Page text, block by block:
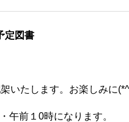
定図書
します。お楽しみに
午前１0時になります。